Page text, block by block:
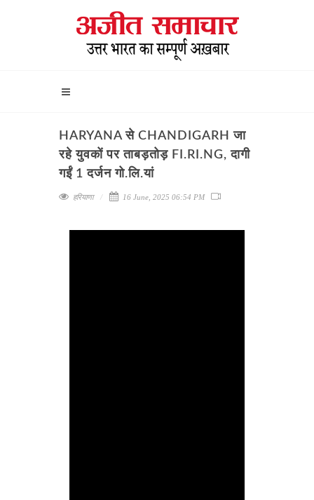
HARYANA से CHANDIGARH जा
रहे युवकों पर ताबड़तोड़ FI.RI.NG, दागी
गईं 1 दर्जन गो.लि.यां
हरियाणा 16 June, 2025 06:54 PM